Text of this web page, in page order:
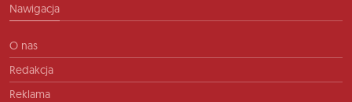
Nawigacja
O nas
Redakcja
Reklama